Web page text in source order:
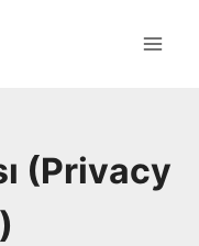
(Privacy